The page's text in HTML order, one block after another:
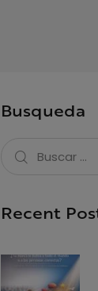
Busqueda
Recent